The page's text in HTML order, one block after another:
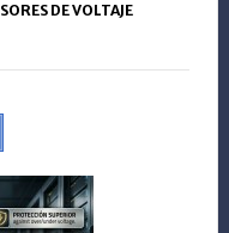
DE VOLTAJE